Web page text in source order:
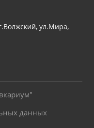
ул.Мира,
данных